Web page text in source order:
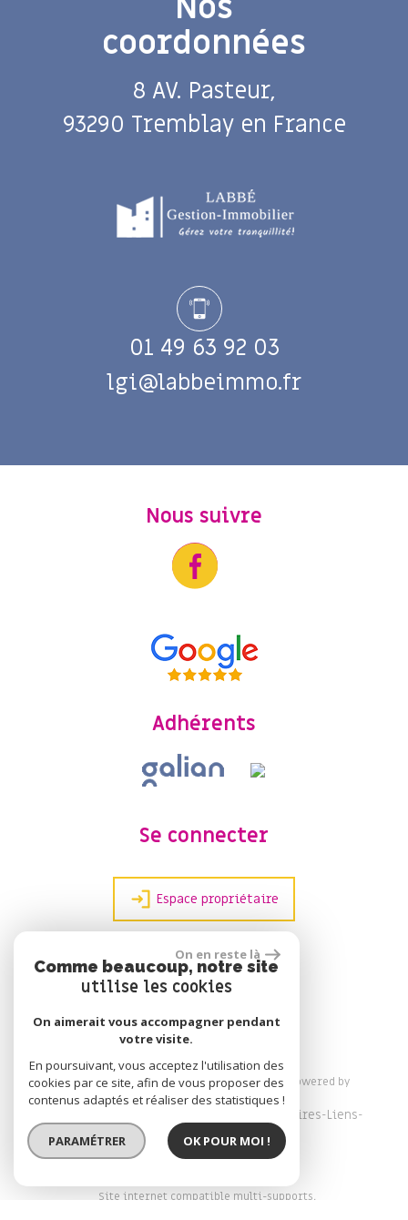
coordonnées
8 AV. Pasteur,
93290 Tremblay en France
01 49 63 92 03
lgi@labbeimmo.fr
Nous suivre
Adhérents
Se connecter
Espace propriétaire
réalisé par
© 2026 | Tous droits réservés | Traduction powered by
Google
Nos honoraires Liens
Site internet compatible multi-supports,
On en reste là
Comme beaucoup, notre site
utilise les cookies
On aimerait vous accompagner pendant
votre visite.
En poursuivant, vous acceptez l'utilisation des
cookies par ce site, afin de vous proposer des
contenus adaptés et réaliser des statistiques !
PARAMÉTRER OK POUR MOI !